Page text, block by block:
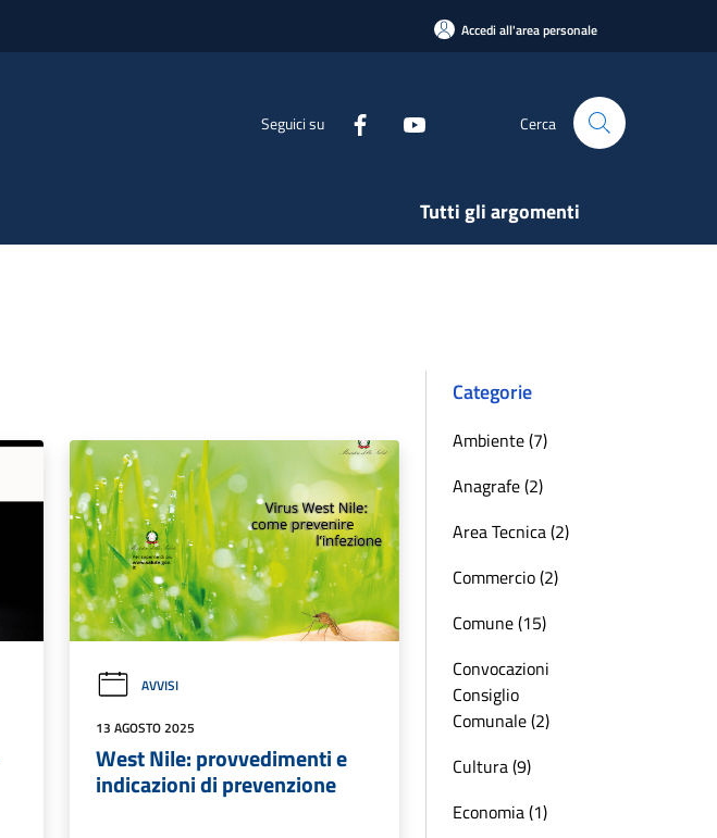
Accedi all'area personale
Seguici su Cerca
Tutti gli argomenti
AVVISI
13 AGOSTO 2025
West Nile: provvedimenti e
indicazioni di prevenzione
Categorie
Ambiente (7)
Anagrafe (2)
Area Tecnica (2)
Commercio (2)
Comune (15)
Convocazioni
Consiglio
Comunale (2)
Cultura (9)
Economia (1)